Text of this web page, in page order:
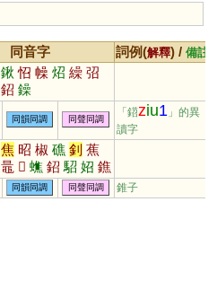
同音字 詞例(解釋) / 備註
鍬 怊 幧 炤 繰 弨
鉊 鐰
同韻同調 同聲同調
「鍣ziu1 」的異
讀字
焦 昭 椒 礁 釗 蕉
鼂 𦩻 蟭 鉊 駋 妱 鐎
同韻同調 同聲同調 錐子